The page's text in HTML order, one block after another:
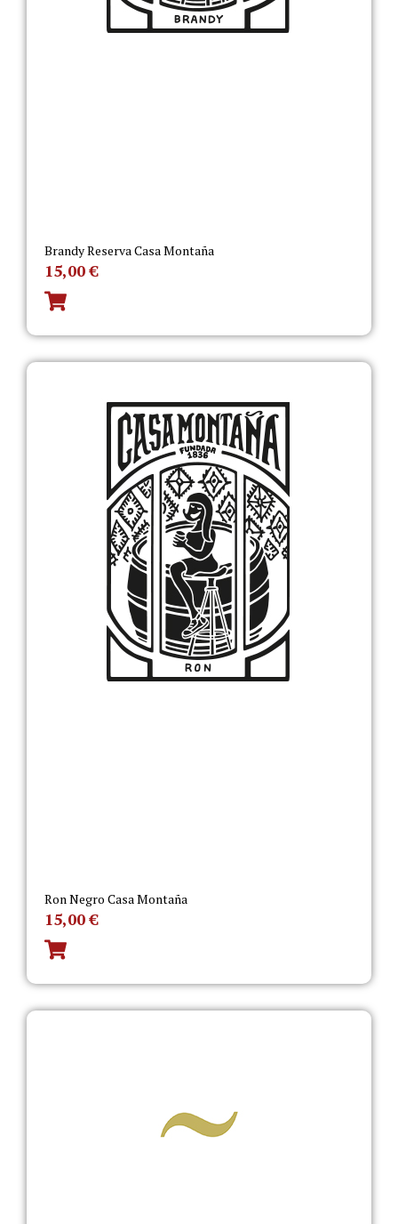
Brandy Reserva Casa Montaña
15,00€
Ron Negro Casa Montaña
15,00€